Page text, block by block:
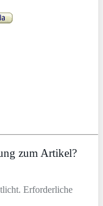
zum Artikel?
Erforderliche